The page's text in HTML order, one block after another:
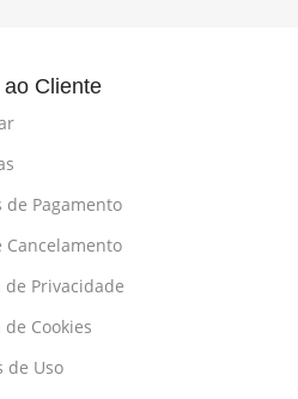
Cliente
de Pagamento
Cancelamento
de Privacidade
de Cookies
de Uso